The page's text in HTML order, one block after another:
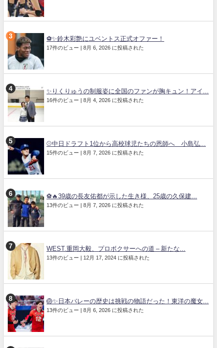
⚽✨鈴木彩艶にユベントス正式オファー！
17件のビュー 8月 6, 2026 に投稿された
✨りくりゅうの制服姿に全国のファンが胸キュン！アイ...
16件のビュー 8月 4, 2026 に投稿された
⚾中日ドラフト1位から高校球児たちの恩師へ 小島弘...
15件のビュー 8月 7, 2026 に投稿された
⚽🔥39歳の長友佑都が示した生き様、25歳の久保建...
13件のビュー 8月 7, 2026 に投稿された
WEST.重岡大毅、プロボクサーへの道 – 新たな...
13件のビュー 12月 17, 2024 に投稿された
🏐✨日本バレーの歴史は挑戦の物語だった！東洋の魔女...
13件のビュー 8月 6, 2026 に投稿された